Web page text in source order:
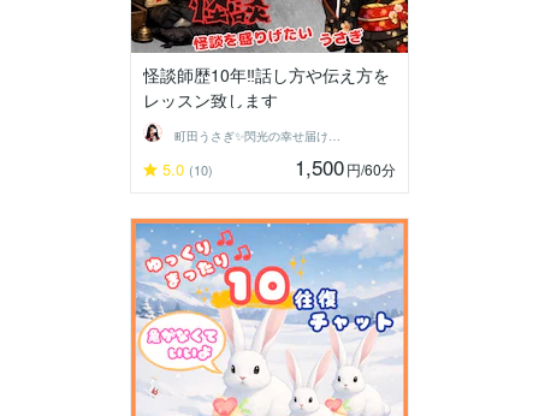
怪談師歴10年‼️話し方や伝え方を
レッスン致します
町田うさぎ✨閃光の幸せ届け人♡怪談師⛩️
5.0 (10) 1,500円/60分